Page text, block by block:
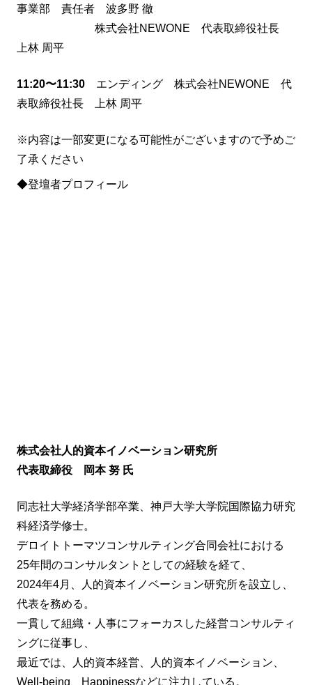
事業部 責任者 波多野 徹
株式会社NEWONE 代表取締役社長
上林 周平
11:20〜11:30 エンディング 株式会社NEWONE 代
表取締役社長 上林 周平
※内容は一部変更になる可能性がございますので予めご
了承ください
◆登壇者プロフィール
株式会社人的資本イノベーション研究所
代表取締役 岡本 努 氏
同志社大学経済学部卒業、神戸大学大学院国際協力研究
科経済学修士。
デロイトトーマツコンサルティング合同会社における
25年間のコンサルタントとしての経験を経て、
2024年4月、人的資本イノベーション研究所を設立し、
代表を務める。
一貫して組織・人事にフォーカスした経営コンサルティ
ングに従事し、
最近では、人的資本経営、人的資本イノベーション、
Well-being、Happinessなどに注力している。